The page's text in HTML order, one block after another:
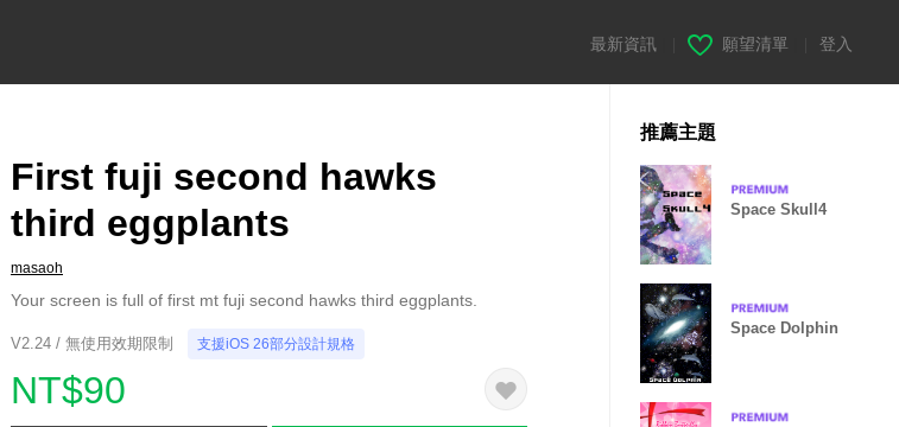
最新資訊 願望清單 登入
First fuji second hawks
third eggplants
masaoh
Your screen is full of first mt fuji second hawks third eggplants.
V2.24 / 無使用效期限制 支援iOS 26部分設計規格
NT$90
推薦主題
Space Skull4
Space Dolphin